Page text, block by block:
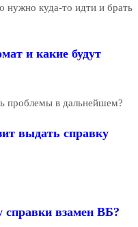
нужно куда-то идти и брать
и какие будут
проблемы в дальнейшем?
выдать справку
взамен ВБ?